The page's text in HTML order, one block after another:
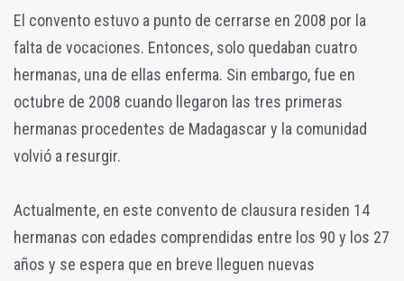
El convento estuvo a punto de cerrarse en 2008 por la
falta de vocaciones. Entonces, solo quedaban cuatro
hermanas, una de ellas enferma. Sin embargo, fue en
octubre de 2008 cuando llegaron las tres primeras
hermanas procedentes de Madagascar y la comunidad
volvió a resurgir.
Actualmente, en este convento de clausura residen 14
hermanas con edades comprendidas entre los 90 y los 27
años y se espera que en breve lleguen nuevas